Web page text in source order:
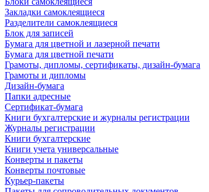
Закладки самоклеящиеся
Разделители самоклеящиеся
Блок для записей
Бумага для цветной и лазерной печати
Бумага для цветной печати
Грамоты, дипломы, сертификаты, дизайн-бумага
Грамоты и дипломы
Дизайн-бумага
Папки адресные
Сертификат-бумага
Книги бухгалтерские и журналы регистрации
Журналы регистрации
Книги бухгалтерские
Книги учета универсальные
Конверты и пакеты
Конверты почтовые
Курьер-пакеты